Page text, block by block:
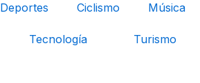
Deportes Ciclismo Música
Tecnología
Turismo